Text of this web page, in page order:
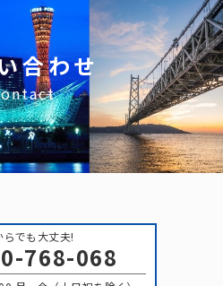
合わせ
らでも大丈夫!
768-068